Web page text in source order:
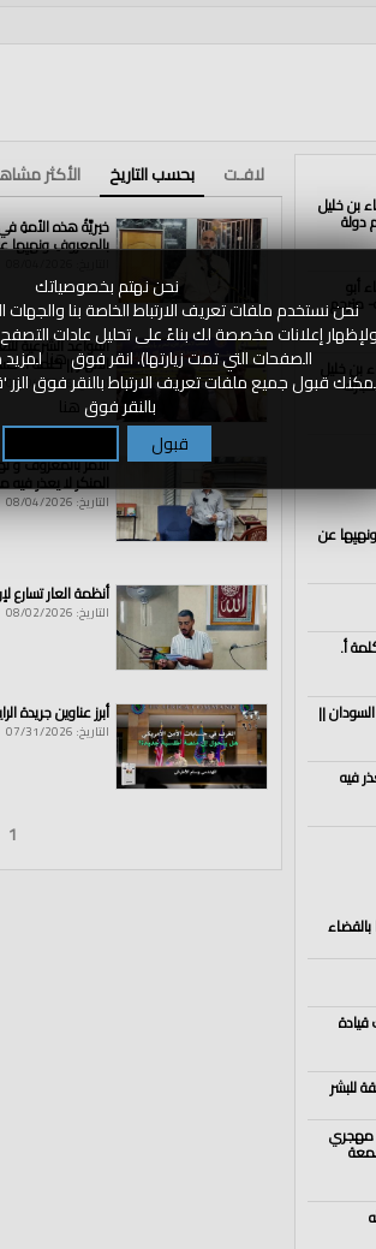
نحن نهتم بخصوصياتك
نحن نستخدم ملفات تعريف الارتباط الخاصة بنا والجهات
ولإظهار إعلانات مخصصة لك بناءً على تحليل عادات
الصفحات التي تمت زيارتها). انقر فوق
قبول جميع ملفات تعريف الارتباط بالنقر فوق
بالنقر فوق
قبول
بن خليل
الــ102 لهدم دولة
مترجم
خليل
عن
أ.
السودان ||
فيه
قيادة
للبشر
مهجري
لافـت بحسب التاريخ الأكثر
خيريَّةُ هذه الأمةِ
بالمعروفِ ونهيِها
القواعد الشرعية
الأنهار || كلمة أ.
التاريخ: 08/04/2026
الأمر بالمعروف و
المنكر لا يعذر فيه
التاريخ: 08/04/2026
أنظمة العار تسارع
التاريخ: 08/02/2026
أبرز عناوين جريدة الراية
التاريخ: 07/31/2026
1